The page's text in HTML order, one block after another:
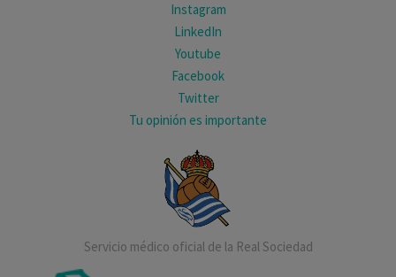
Instagram
LinkedIn
Youtube
Facebook
Twitter
Tu opinión es importante
Servicio médico oficial de la Real Sociedad